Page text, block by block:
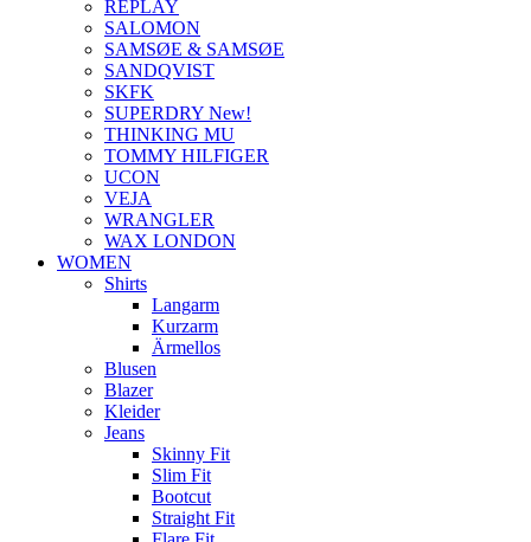
REPLAY
SALOMON
SAMSØE & SAMSØE
SANDQVIST
SKFK
SUPERDRY New!
THINKING MU
TOMMY HILFIGER
UCON
VEJA
WRANGLER
WAX LONDON
WOMEN
Shirts
Langarm
Kurzarm
Ärmellos
Blusen
Blazer
Kleider
Jeans
Skinny Fit
Slim Fit
Bootcut
Straight Fit